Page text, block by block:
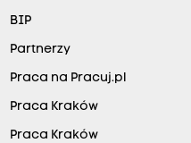
BIP
Partnerzy
Praca na Pracuj.pl
Praca Kraków
Praca Kraków